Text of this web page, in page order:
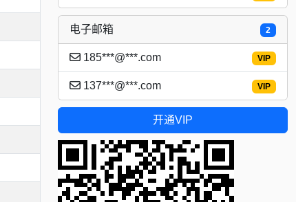
2
电子邮箱
VIP
185***@***.com
VIP
137***@***.com
开通VIP